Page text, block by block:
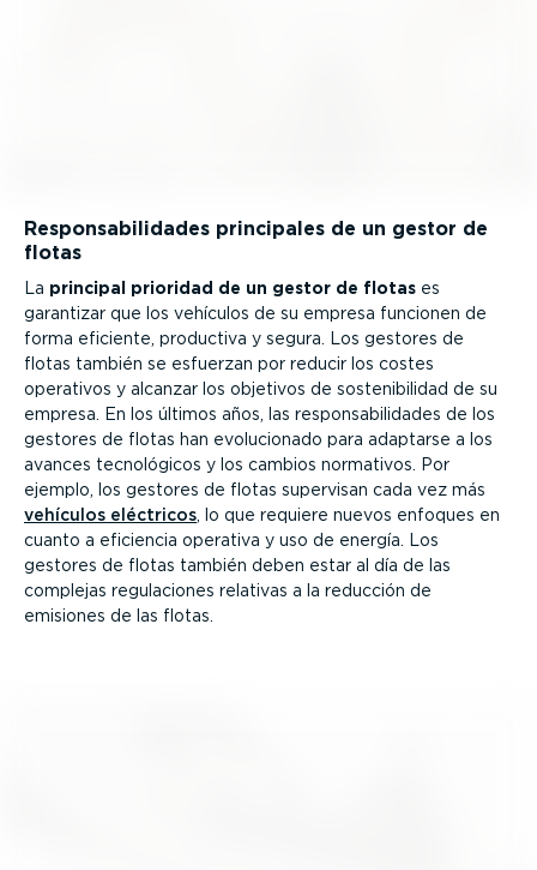
Respon­sa­bi­li­dades principales de un gestor de
flotas
La principal prioridad de un gestor de flotas es
garantizar que los vehículos de su empresa funcionen de
forma eficiente, productiva y segura. Los gestores de
flotas también se esfuerzan por reducir los costes
operativos y alcanzar los objetivos de soste­ni­bi­lidad de su
empresa. En los últimos años, las respon­sa­bi­li­dades de los
gestores de flotas han evolu­cionado para adaptarse a los
avances tecno­ló­gicos y los cambios normativos. Por
ejemplo, los gestores de flotas supervisan cada vez más
vehículos eléctricos , lo que requiere nuevos enfoques en
cuanto a eficiencia operativa y uso de energía. Los
gestores de flotas también deben estar al día de las
complejas regula­ciones relativas a la reducción de
emisiones de las flotas.